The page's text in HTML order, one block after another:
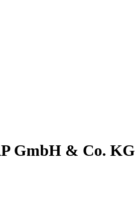
GmbH & Co. KG